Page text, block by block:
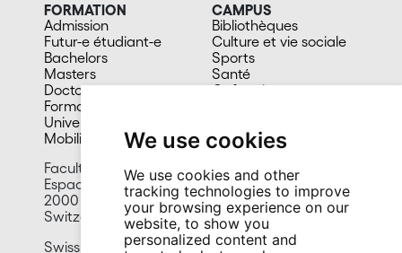
We use cookies
We use cookies and other
tracking technologies to improve
your browsing experience on our
website, to show you
personalized content and
FORMATION
Admission
Futur-e étudiant-e
Bachelors
Masters
Doctorat
Formation continue
Université du 3e âge
Mobilité
CAMPUS
Bibliothèques
Culture et vie sociale
Sports
Santé
Cafétérias
Faculty of Humanities
Espace Tilo-Frey 1
2000 Neuchâtel
Switzerland
Swiss Forum for Migration and Population